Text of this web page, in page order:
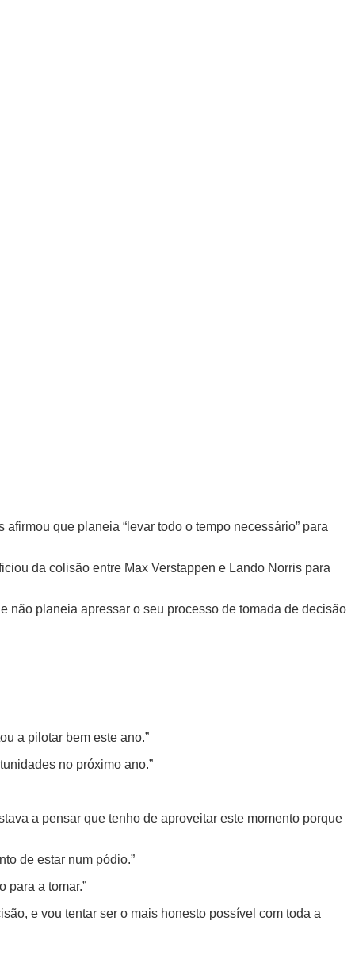
que planeia “levar todo o tempo necessário” para
da colisão entre Max Verstappen e Lando Norris para
não planeia apressar o seu processo de tomada de decisão
a pilotar bem este ano.”
no próximo ano.”
a pensar que tenho de aproveitar este momento porque
de estar num pódio.”
para a tomar.”
e vou tentar ser o mais honesto possível com toda a